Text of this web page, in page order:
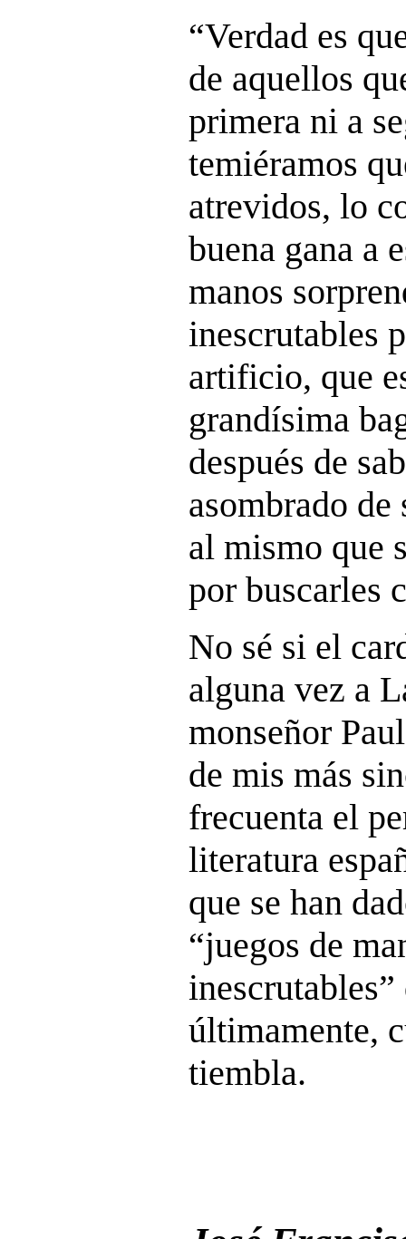
“Verdad es
de aquellos
primera ni a
temiéramos
atrevidos, lo
buena gana a
manos
inescrutables
artificio, que
grandísima
después de
asombrado de
al mismo que
por buscarles
No sé si el
alguna vez a
monseñor
de mis más
frecuenta el
literatura
que se han
“juegos de
últimamente,
tiembla.